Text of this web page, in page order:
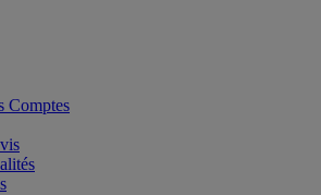
Comptes